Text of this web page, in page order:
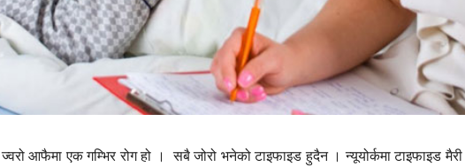
ज्वरो आफैमा एक गम्भिर रोग हो । सबै जोरो भनेको टाइफाइड हुदैन । न्यूयोर्कमा टाइफाइड मैरी